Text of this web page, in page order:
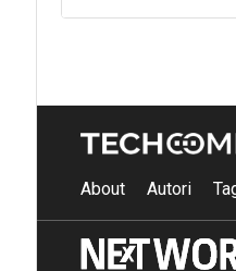
About Autori